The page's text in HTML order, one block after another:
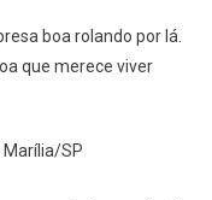
boa rolando por lá.
que merece viver
Marília/SP